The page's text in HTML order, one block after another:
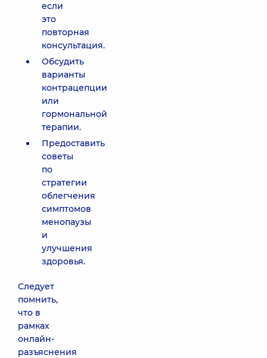
если
это
повторная
консультация.
Обсудить
варианты
контрацепции
или
гормональной
терапии.
Предоставить
советы
по
стратегии
облегчения
симптомов
менопаузы
и
улучшения
здоровья.
Следует
помнить,
что в
рамках
онлайн-
разъяснения